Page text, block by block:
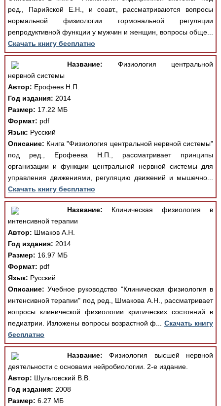
ред., Парийской Е.Н., и соавт., рассматриваются вопросы
нормальной физиологии гормональной регуляции
репродуктивной функции у мужчин и женщин, вопросы обще...
Скачать книгу бесплатно
Название: Физиология центральной
нервной системы
Автор: Ерофеев Н.П.
Год издания: 2014
Размер: 17.22 МБ
Формат: pdf
Язык: Русский
Описание: Книга "Физиология центральной нервной системы"
под ред., Ерофеева Н.П., рассматривает принципы
организации и функции центральной нервной системы для
управления движениями, регуляцию движений и мышечно...
Скачать книгу бесплатно
Название: Клиническая физиология в
интенсивной терапии
Автор: Шмаков А.Н.
Год издания: 2014
Размер: 16.97 МБ
Формат: pdf
Язык: Русский
Описание: Учебное руководство "Клиническая физиология в
интенсивной терапии" под ред., Шмакова А.Н., рассматривает
вопросы клинической физиологии критических состояний в
педиатрии. Изложены вопросы возрастной ф... Скачать книгу
бесплатно
Название: Физиология высшей нервной
деятельности с основами нейробиологии. 2-е издание.
Автор: Шульговский В.В.
Год издания: 2008
Размер: 6.27 МБ